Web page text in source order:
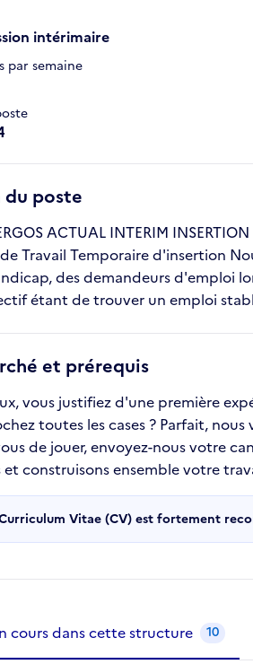
intérimaire
par semaine
poste
ACTUAL INTERIM
Travail Temporaire d'insertion
des demandeurs d'emploi
étant de trouver un emploi
et prérequis
vous justifiez d'une première
toutes les cases ? Parfait,
de jouer, envoyez-nous votre
et construisons ensemble votre
Vitae (CV) est fortement
de la structure
cours dans cette structure 10